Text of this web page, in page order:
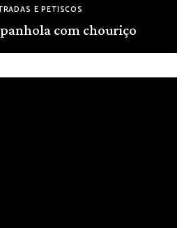
E PETISCOS
com chouriço